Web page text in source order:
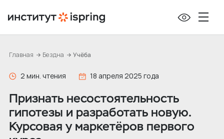
р
Главная Бездна Учёба
2 мин. чтения 18 апреля 2025 года
Признать несостоятельность
гипотезы и разработать новую.
Курсовая у маркетёров первого